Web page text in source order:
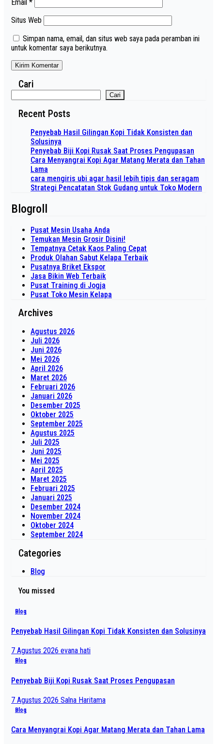
Email *
Situs Web
Simpan nama, email, dan situs web saya pada peramban ini
untuk komentar saya berikutnya.
Cari
Cari
Recent Posts
Penyebab Hasil Gilingan Kopi Tidak Konsisten dan
Solusinya
Penyebab Biji Kopi Rusak Saat Proses Pengupasan
Cara Menyangrai Kopi Agar Matang Merata dan Tahan
Lama
cara mengiris ubi agar hasil lebih tipis dan seragam
Strategi Pencatatan Stok Gudang untuk Toko Modern
Blogroll
Pusat Mesin Usaha Anda
Temukan Mesin Grosir Disini!
Tempatnya Cetak Kaos Paling Cepat
Produk Olahan Sabut Kelapa Terbaik
Pusatnya Briket Ekspor
Jasa Bikin Web Terbaik
Pusat Training di Jogja
Pusat Toko Mesin Kelapa
Archives
Agustus 2026
Juli 2026
Juni 2026
Mei 2026
April 2026
Maret 2026
Februari 2026
Januari 2026
Desember 2025
Oktober 2025
September 2025
Agustus 2025
Juli 2025
Juni 2025
Mei 2025
April 2025
Maret 2025
Februari 2025
Januari 2025
Desember 2024
November 2024
Oktober 2024
September 2024
Categories
Blog
You missed
Blog
Penyebab Hasil Gilingan Kopi Tidak Konsisten dan Solusinya
7 Agustus 2026 evana hati
Blog
Penyebab Biji Kopi Rusak Saat Proses Pengupasan
7 Agustus 2026 Salna Haritama
Blog
Cara Menyangrai Kopi Agar Matang Merata dan Tahan Lama